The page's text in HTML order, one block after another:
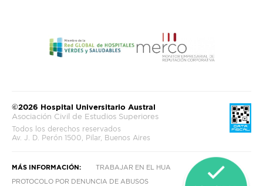
©2026 Hospital Universitario Austral
Asociación Civil de Estudios Superiores
Todos los derechos reservados
Av. J. D. Perón 1500, Pilar, Buenos Aires
MÁS INFORMACIÓN: TRABAJAR EN EL HUA
PROTOCOLO POR DENUNCIA DE ABUSOS